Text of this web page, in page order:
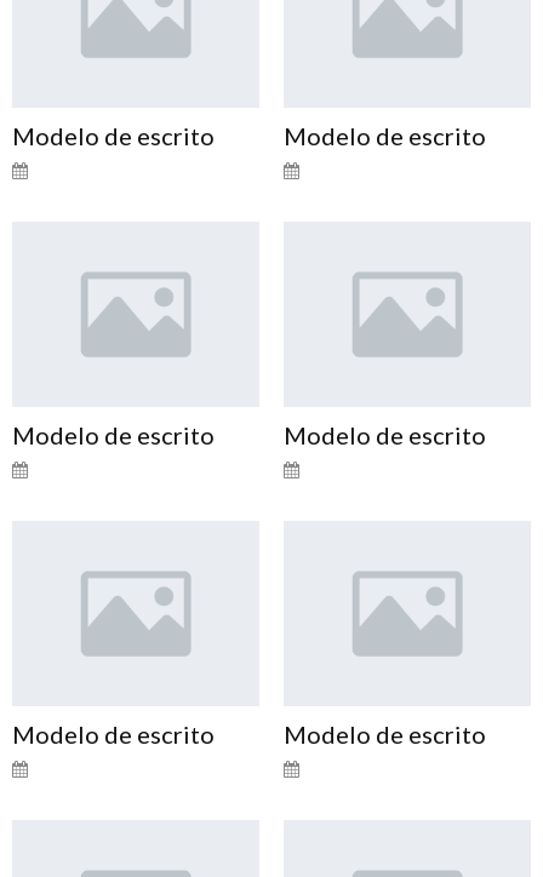
Modelo de escrito Modelo de escrito
Modelo de escrito Modelo de escrito
Modelo de escrito Modelo de escrito